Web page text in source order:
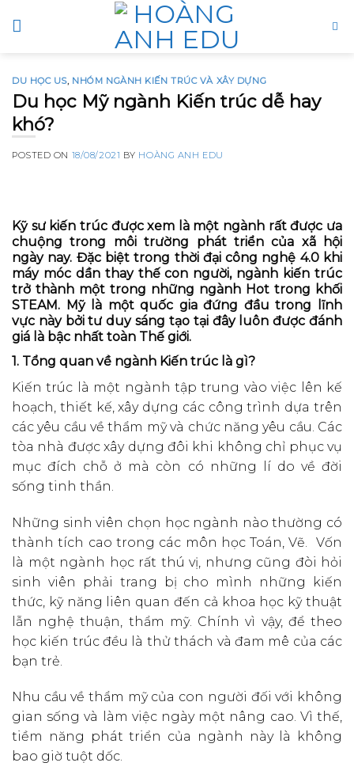
to
DU HỌC US, NHÓM NGÀNH KIẾN TRÚC VÀ XÂY DỰNG
Du học Mỹ ngành Kiến trúc dễ hay
khó?
POSTED ON 18/08/2021 BY HOÀNG ANH EDU
Kỹ sư kiến trúc được xem là một ngành rất được ưa
chuộng trong môi trường phát triển của xã hội
ngày nay. Đặc biệt trong thời đại công nghệ 4.0 khi
máy móc dần thay thế con người, ngành kiến trúc
trở thành một trong những ngành Hot trong khối
STEAM. Mỹ là một quốc gia đứng đầu trong lĩnh
vực này bởi tư duy sáng tạo tại đây luôn được đánh
giá là bậc nhất toàn Thế giới.
1. Tổng quan về ngành Kiến trúc là gì?
Kiến trúc là một ngành tập trung vào việc lên kế
hoạch, thiết kế, xây dựng các công trình dựa trên
các yêu cầu về thẩm mỹ và chức năng yêu cầu. Các
tòa nhà được xây dựng đôi khi không chỉ phục vụ
mục đích chỗ ở mà còn có những lí do về đời
sống tinh thần.
Những sinh viên chọn học ngành nào thường có
thành tích cao trong các môn học Toán, Vẽ. Vốn
là một ngành học rất thú vị, nhưng cũng đòi hỏi
sinh viên phải trang bị cho mình những kiến
thức, kỹ năng liên quan đến cả khoa học kỹ thuật
lẫn nghệ thuận, thẩm mỹ. Chính vì vậy, để theo
học kiến trúc đều là thử thách và đam mê của các
bạn trẻ.
Nhu cầu về thẩm mỹ của con người đối với không
gian sống và làm việc ngày một nâng cao. Vì thế,
tiềm năng phát triển của ngành này là không
bao giờ tuột dốc.